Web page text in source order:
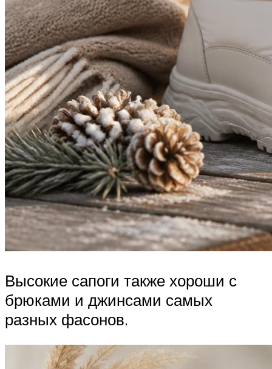
Высокие сапоги также хороши с
брюками и джинсами самых
разных фасонов.